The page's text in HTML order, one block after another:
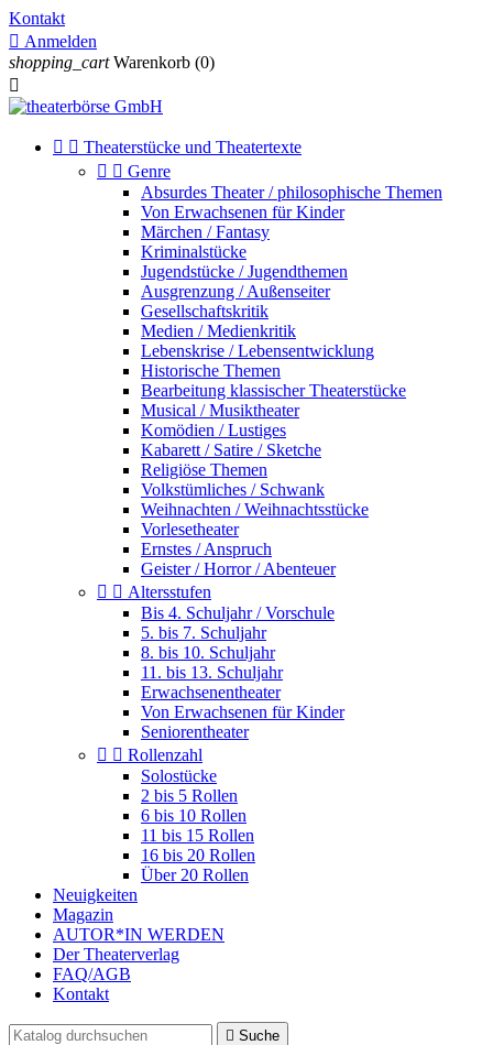
Kontakt
 Anmelden
shopping_cart Warenkorb (0)

  Theaterstücke und Theatertexte
  Genre
Absurdes Theater / philosophische Themen
Von Erwachsenen für Kinder
Märchen / Fantasy
Kriminalstücke
Jugendstücke / Jugendthemen
Ausgrenzung / Außenseiter
Gesellschaftskritik
Medien / Medienkritik
Lebenskrise / Lebensentwicklung
Historische Themen
Bearbeitung klassischer Theaterstücke
Musical / Musiktheater
Komödien / Lustiges
Kabarett / Satire / Sketche
Religiöse Themen
Volkstümliches / Schwank
Weihnachten / Weihnachtsstücke
Vorlesetheater
Ernstes / Anspruch
Geister / Horror / Abenteuer
  Altersstufen
Bis 4. Schuljahr / Vorschule
5. bis 7. Schuljahr
8. bis 10. Schuljahr
11. bis 13. Schuljahr
Erwachsenentheater
Von Erwachsenen für Kinder
Seniorentheater
  Rollenzahl
Solostücke
2 bis 5 Rollen
6 bis 10 Rollen
11 bis 15 Rollen
16 bis 20 Rollen
Über 20 Rollen
Neuigkeiten
Magazin
AUTOR*IN WERDEN
Der Theaterverlag
FAQ/AGB
Kontakt
 Suche